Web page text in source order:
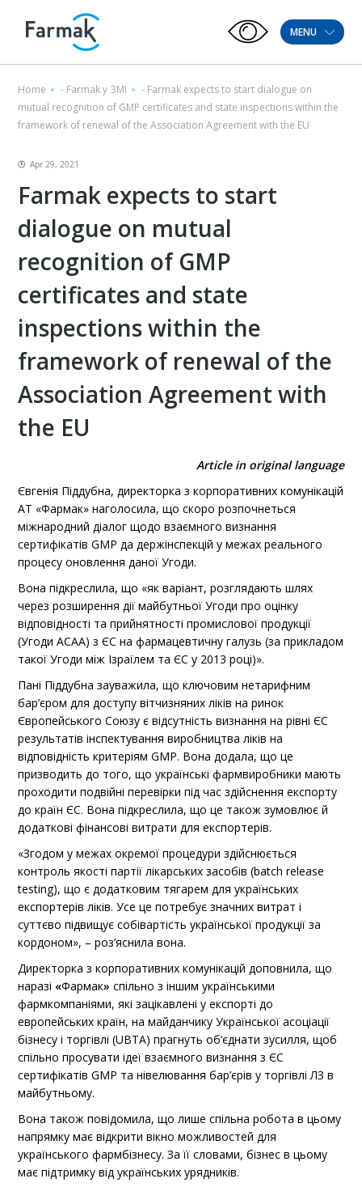
MENU
Home - Farmak у ЗМІ - Farmak expects to start dialogue on
mutual recognition of GMP certificates and state inspections within the
framework of renewal of the Association Agreement with the EU
Apr 29, 2021
Farmak expects to start
dialogue on mutual
recognition of GMP
certificates and state
inspections within the
framework of renewal of the
Association Agreement with
the EU
Article in original language
Євгенія Піддубна, директорка з корпоративних комунікацій
АТ «Фармак» наголосила, що скоро розпочнеться
міжнародний діалог щодо взаємного визнання
сертифікатів GMP да держінспекцій у межах реального
процесу оновлення даної Угоди.
Вона підкреслила, що «як варіант, розглядають шлях
через розширення дії майбутньої Угоди про оцінку
відповідності та прийнятності промислової продукції
(Угоди АСАА) з ЄС на фармацевтичну галузь (за прикладом
такої Угоди між Ізраїлем та ЄС у 2013 році)».
Пані Піддубна зауважила, що ключовим нетарифним
бар’єром для доступу вітчизняних ліків на ринок
Європейського Союзу є відсутність визнання на рівні ЄС
результатів інспектування виробництва ліків на
відповідність критеріям GMP. Вона додала, що це
призводить до того, що українські фармвиробники мають
проходити подвійні перевірки під час здійснення експорту
до країн ЄС. Вона підкреслила, що це також зумовлює й
додаткові фінансові витрати для експортерів.
«Згодом у межах окремої процедури здійснюється
контроль якості партії лікарських засобів (batch release
testing), що є додатковим тягарем для українських
експортерів ліків. Усе це потребує значних витрат і
суттєво підвищує собівартість української продукції за
кордоном», – роз’яснила вона.
Директорка з корпоративних комунікацій доповнила, що
наразі «Фармак» спільно з іншим українськими
фармкомпаніями, які зацікавлені у експорті до
европейських країн, на майданчику Української асоціації
бізнесу і торгівлі (UBTA) прагнуть об’єднати зусилля, щоб
спільно просувати ідеї взаємного визнання з ЄС
сертифікатів GMP та нівелювання бар’єрів у торгівлі ЛЗ в
майбутньому.
Вона також повідомила, що лише спільна робота в цьому
напрямку має відкрити вікно можливостей для
українського фармбізнесу. За її словами, бізнес в цьому
має підтримку від українських урядників.